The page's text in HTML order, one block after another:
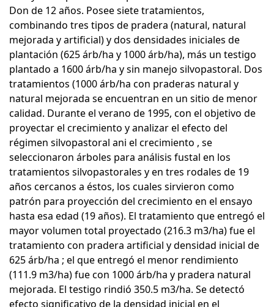
Don de 12 años. Posee siete tratamientos,
combinando tres tipos de pradera (natural, natural
mejorada y artificial) y dos densidades iniciales de
plantación (625 árb/ha y 1000 árb/ha), más un testigo
plantado a 1600 árb/ha y sin manejo silvopastoral. Dos
tratamientos (1000 árb/ha con praderas natural y
natural mejorada se encuentran en un sitio de menor
calidad. Durante el verano de 1995, con el objetivo de
proyectar el crecimiento y analizar el efecto del
régimen silvopastoral ani el crecimiento , se
seleccionaron árboles para análisis fustal en los
tratamientos silvopastorales y en tres rodales de 19
años cercanos a éstos, los cuales sirvieron como
patrón para proyección del crecimiento en el ensayo
hasta esa edad (19 años). El tratamiento que entregó el
mayor volumen total proyectado (216.3 m3/ha) fue el
tratamiento con pradera artificial y densidad inicial de
625 árb/ha ; el que entregó el menor rendimiento
(111.9 m3/ha) fue con 1000 árb/ha y pradera natural
mejorada. El testigo rindió 350.5 m3/ha. Se detectó
efecto significativo de la densidad inicial en el